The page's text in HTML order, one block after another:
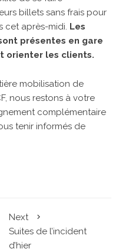
billets sans frais pour
cet après-midi. Les
présentes en gare
orienter les clients.
mobilisation de
nous restons à votre
complémentaire
tenir informés de
Next
Suites de l’incident
d’hier